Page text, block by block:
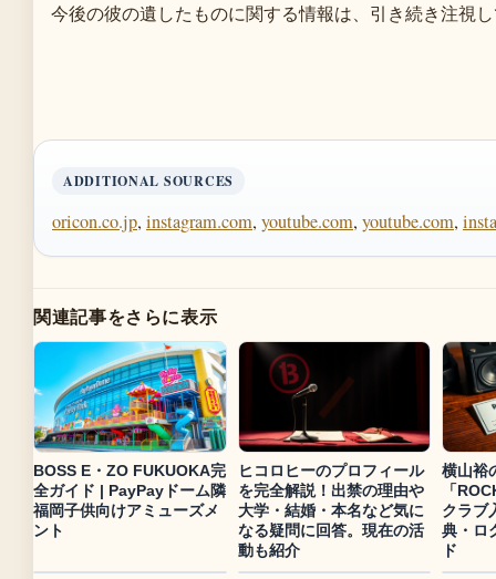
今後の彼の遺したものに関する情報は、引き続き注視
ADDITIONAL SOURCES
oricon.co.jp, instagram.com, youtube.com, youtube.com,
関連記事をさらに表示
BOSS E・ZO FUKUOKA完
全ガイド | PayPayドーム隣
福岡子供向けアミューズメ
ント
ヒコロヒーのプロフィール
を完全解説！出禁の理由や
大学・結婚・本名など気に
なる疑問に回答。現在の活
動も紹介
横山裕
「
クラブ
典・ロ
ド